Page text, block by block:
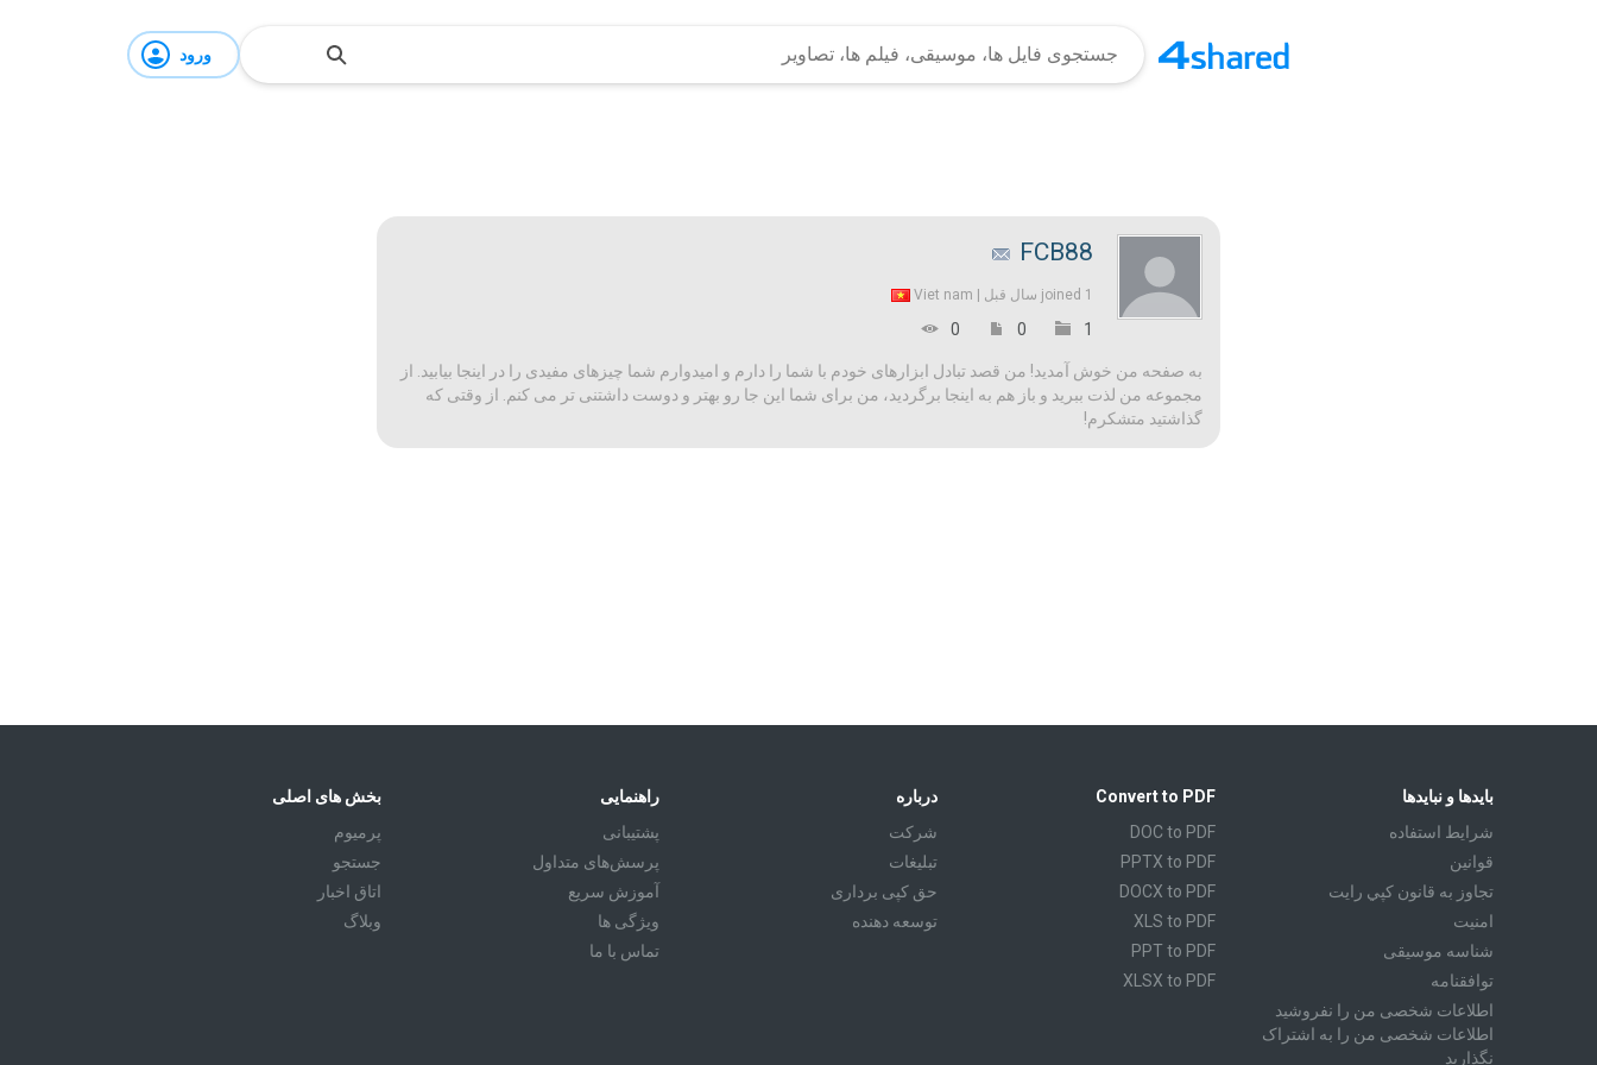
ورود
FCB88
joined 1 سال‌ قبل | Viet nam
1
0
0
به صفحه من خوش آمدید! من قصد تبادل ابزارهای خودم با شما را دارم و امیدوارم شما چیزهای مفیدی را در اینجا بیابید. از
مجموعه من لذت ببرید و باز هم به اینجا برگردید، من برای شما این جا رو بهتر و دوست داشتنی تر می کنم. از وقتی که
گذاشتید متشکرم!
بخش های اصلی
پرمیوم
جستجو
اتاق اخبار
وبلاگ
راهنمایی
پشتیبانی
پرسش‌های متداول
آموزش سريع
ویژگی ها
تماس با ما
درباره
شرکت
تبليغات
حق کپی برداری
توسعه دهنده
Convert to PDF
DOC to PDF
PPTX to PDF
DOCX to PDF
XLS to PDF
PPT to PDF
XLSX to PDF
بایدها و نبایدها
شرايط استفاده
قوانين
تجاوز به قانون كپي رايت
امنیت
شناسه موسیقی
توافقنامه
اطلاعات شخصی من را نفروشید
اطلاعات شخصی من را به اشتراک
نگذارید